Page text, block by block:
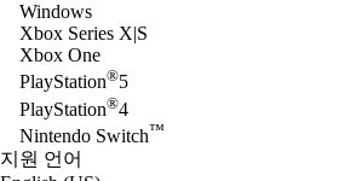
Windows
Xbox Series X|S
Xbox One
PlayStation®5
PlayStation®4
Nintendo Switch™
지원 언어